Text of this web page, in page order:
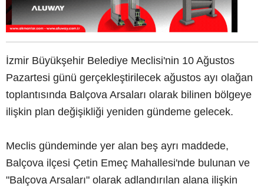
İzmir Büyükşehir Belediye Meclisi'nin 10 Ağustos
Pazartesi günü gerçekleştirilecek ağustos ayı olağan
toplantısında Balçova Arsaları olarak bilinen bölgeye
ilişkin plan değişikliği yeniden gündeme gelecek.
Meclis gündeminde yer alan beş ayrı maddede,
Balçova ilçesi Çetin Emeç Mahallesi'nde bulunan ve
"Balçova Arsaları" olarak adlandırılan alana ilişkin